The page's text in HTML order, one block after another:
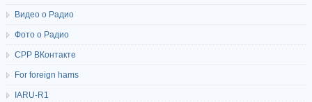
Видео о Радио
Фото о Радио
СРР ВКонтакте
For foreign hams
IARU-R1